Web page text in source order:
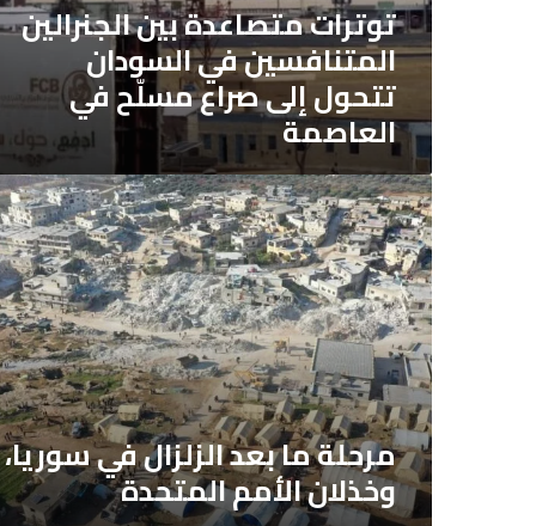
العاصمةتوترات متصاعدة بين الجنرالين
المتنافسين في السودان
تتحول إلى صراع مسلّح في
العاصمة
مرحلة
ما
بعد
الزلزال
في
سوريا،
وخذلان
الأمم
المتحدة
مرحلة ما بعد الزلزال في سوريا،
وخذلان الأمم المتحدة